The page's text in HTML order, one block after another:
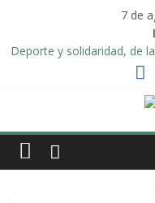
contenido
7 de
Deporte y solidaridad, de
El emotivo
Convocado nuevo pleno
comarca para evitar la
Alberto Sanromán: «Dejo
Medial
TV